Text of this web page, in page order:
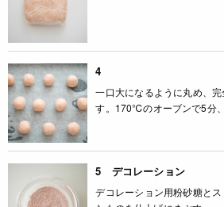
4
一口大になるように丸め、
す。170℃のオーブンで5分
5 デコレーション
デコレーション用粉砂糖と